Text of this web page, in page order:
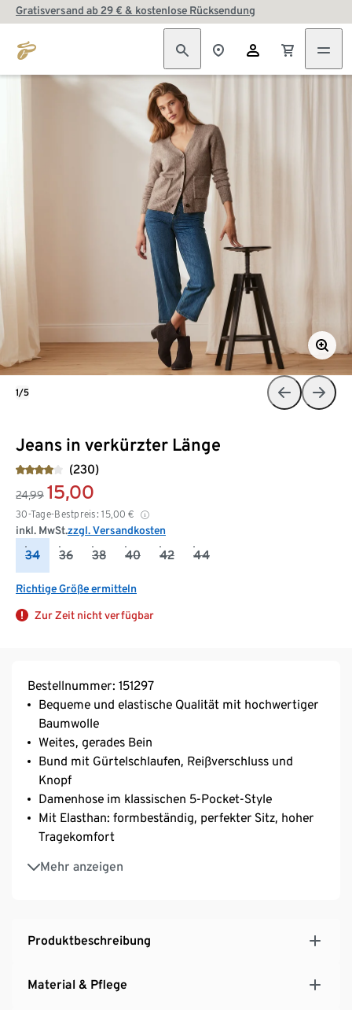
Gratisversand ab 29 € & kostenlose Rücksendung
Jeans in verkürzter Länge
(230)
24,99 15,00
30-Tage-Bestpreis: 15,00 €
inkl. MwSt.zzgl. Versandkosten
34 36 38 40 42 44
Richtige Größe ermitteln
Zur Zeit nicht verfügbar
1/5
Bestellnummer: 151297
Bequeme und elastische Qualität mit hochwertiger
Baumwolle
Weites, gerades Bein
Bund mit Gürtelschlaufen, Reißverschluss und
Knopf
Damenhose im klassischen 5-Pocket-Style
Mit Elasthan: formbeständig, perfekter Sitz, hoher
Tragekomfort
Mehr anzeigen
Unser Model (1,77 m) trägt Größe 36
Produktbeschreibung
Material & Pflege